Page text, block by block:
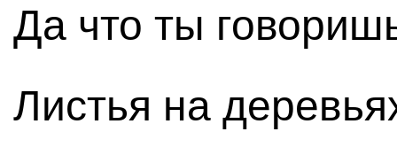
Да что ты
Листья на